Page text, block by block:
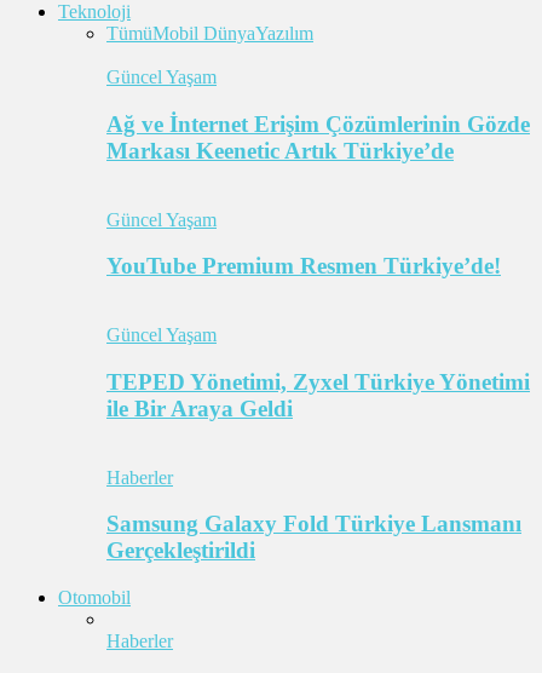
Teknoloji
TümüMobil DünyaYazılım
Güncel Yaşam
Ağ ve İnternet Erişim Çözümlerinin Gözde
Markası Keenetic Artık Türkiye’de
Güncel Yaşam
YouTube Premium Resmen Türkiye’de!
Güncel Yaşam
TEPED Yönetimi, Zyxel Türkiye Yönetimi
ile Bir Araya Geldi
Haberler
Samsung Galaxy Fold Türkiye Lansmanı
Gerçekleştirildi
Otomobil
Haberler